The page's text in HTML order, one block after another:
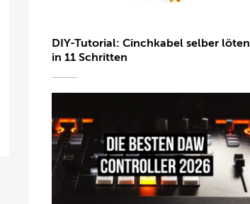
DIY-Tutorial: Cinchkabel selber löten
in 11 Schritten